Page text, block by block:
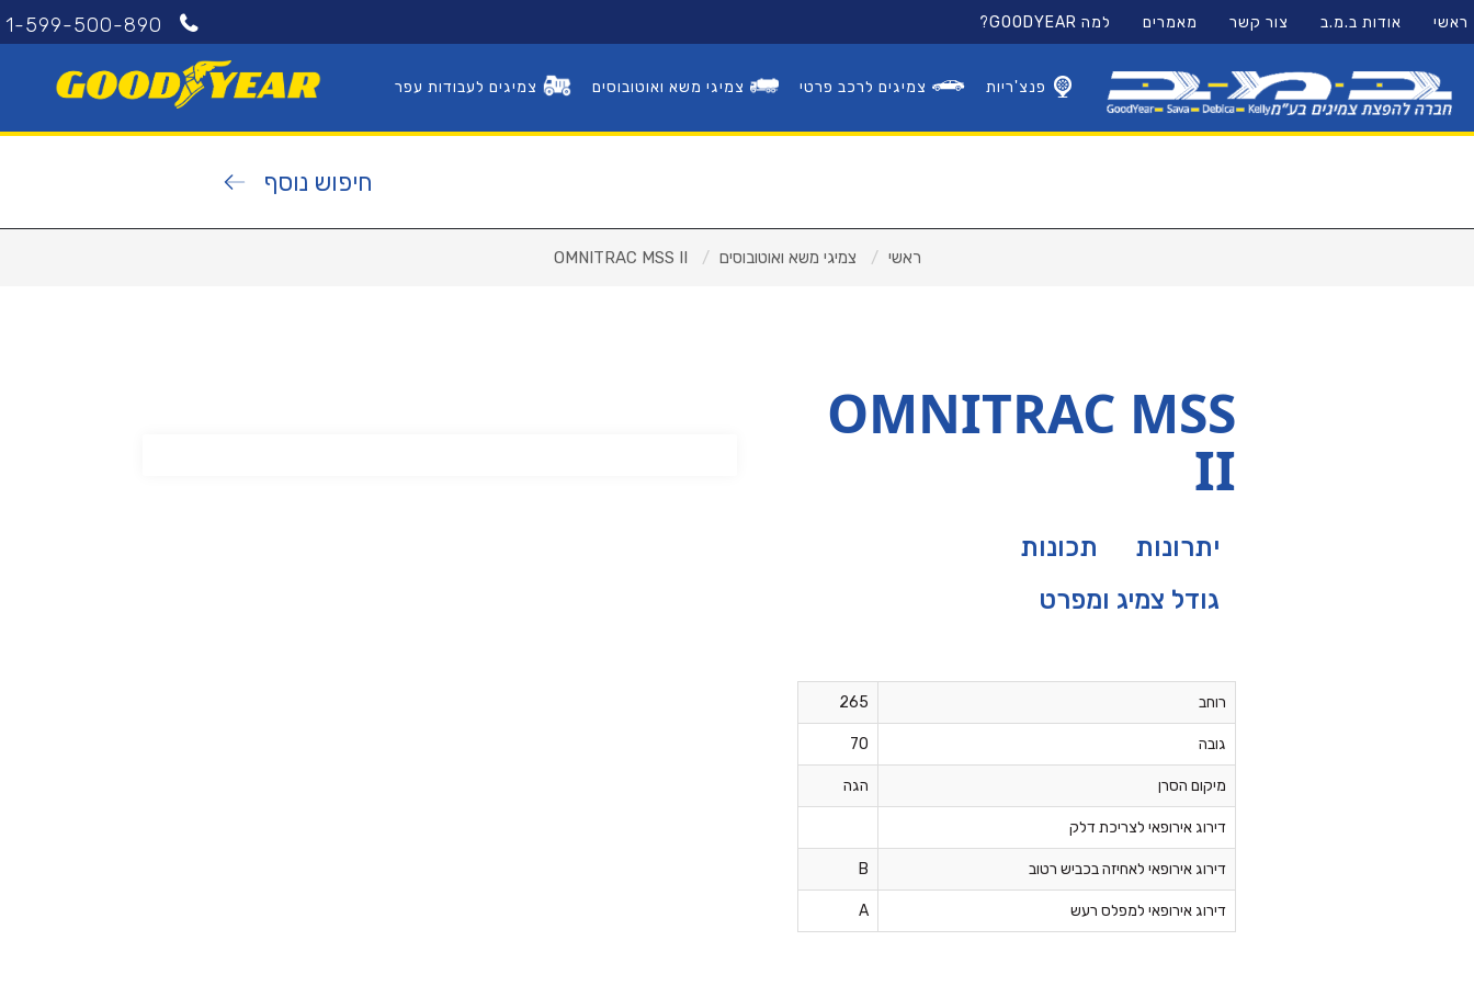
11
12
13
×
צמיגים לרכב פרטי
צמיגים לעבודות עפר
למה GOODYEAR?
ראשי אודות ב.מ.ב צור קשר מאמרים למה GOODYEAR?
פנצ'ריות צמיגים לרכב פרטי צמיגי משא ואוטובוסים צמיגים לעבודות עפר
חיפוש נוסף
ראשי צמיגי משא ואוטובוסים OMNITRAC MSS II
OMNITRAC MSS
II
יתרונות
תכונות
גודל צמיג ומפרט
רוחב 265
גובה 70
מיקום הסרן הגה
דירוג אירופאי לצריכת דלק
דירוג אירופאי לאחיזה בכביש רטוב B
דירוג אירופאי למפלס רעש A